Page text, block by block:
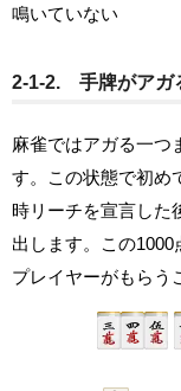
鳴いていない
2-1-2. 手牌がアガ
麻雀ではアガる一つ
す。この状態で初め
時リーチを宣言した
出します。この
プレイヤーがもらう